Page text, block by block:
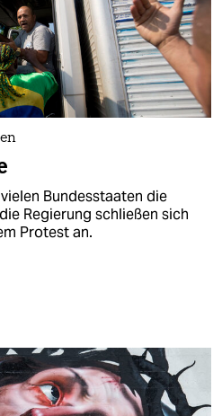
Bundesstaaten die
Regierung schließen sich
Protest an.